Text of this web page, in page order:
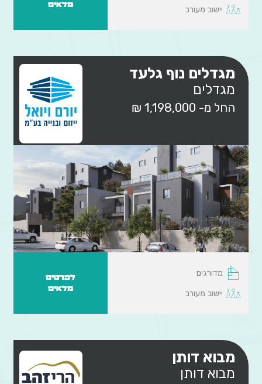
יישוב מעורב
מלאים
מגדלים נוף גלעד
מגדלים
החל מ- 1,198,000 ₪
מדורגים
יישוב מעורב
לפרטים
מלאים
מבוא דותן
מבוא דותן